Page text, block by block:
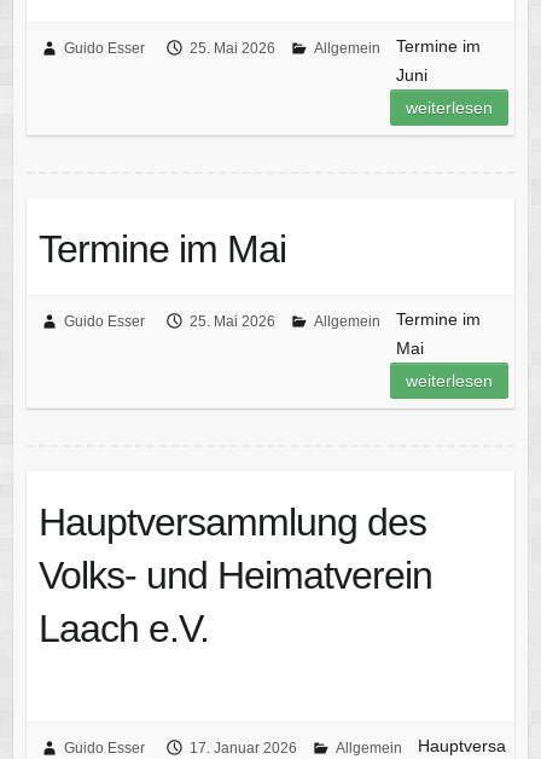
Guido Esser 25. Mai 2026 Allgemein
Termine im
Juni
weiterlesen
Termine im Mai
Guido Esser 25. Mai 2026 Allgemein
Termine im
Mai
weiterlesen
Hauptversammlung des
Volks- und Heimatverein
Laach e.V.
Guido Esser 17. Januar 2026 Allgemein
Hauptversa